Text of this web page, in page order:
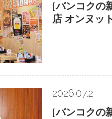
[バンコクの
店 オンヌッ
2026.07.2
[バンコクの